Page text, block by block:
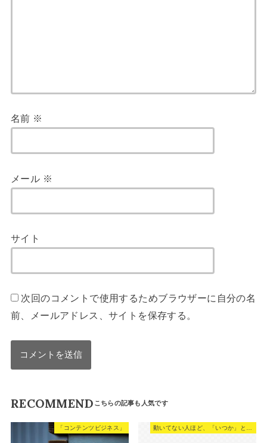
名前 ※
メール ※
サイト
次回のコメントで使用するためブラウザーに自分の名
前、メールアドレス、サイトを保存する。
RECOMMEND
「コンテンツビジネス」